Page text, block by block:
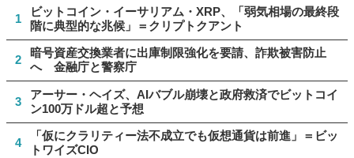
1
ビットコイン・イーサリアム・XRP、「弱気相場の最終段
階に典型的な兆候」＝クリプトクアント
2
暗号資産交換業者に出庫制限強化を要請、詐欺被害防止
へ 金融庁と警察庁
3
アーサー・ヘイズ、AIバブル崩壊と政府救済でビットコイ
ン100万ドル超と予想
4
「仮にクラリティー法不成立でも仮想通貨は前進」＝ビッ
トワイズCIO